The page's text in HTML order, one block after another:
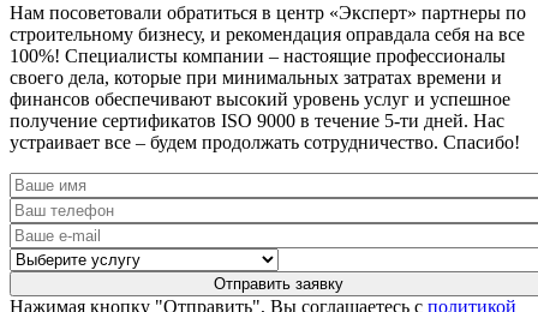
Нам посоветовали обратиться в центр «Эксперт» партнеры по
строительному бизнесу, и рекомендация оправдала себя на все
100%! Специалисты компании – настоящие профессионалы
своего дела, которые при минимальных затратах времени и
финансов обеспечивают высокий уровень услуг и успешное
получение сертификатов ISO 9000 в течение 5-ти дней. Нас
устраивает все – будем продолжать сотрудничество. Спасибо!
Нажимая кнопку "Отправить", Вы соглашаетесь с политикой